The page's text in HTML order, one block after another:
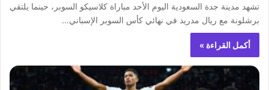
تشهد مدينة جدة السعودية اليوم الأحد مباراة كلاسيكو السوبر، حينما يلتقي
برشلونة مع ريال مدريد في نهائي كأس السوبر الإسباني…
أكمل القراءة »